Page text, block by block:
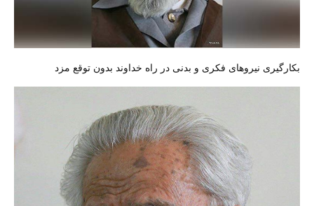
بکارگیری نیروهای فکری و بدنی در راه خداوند بدون توقع مزد